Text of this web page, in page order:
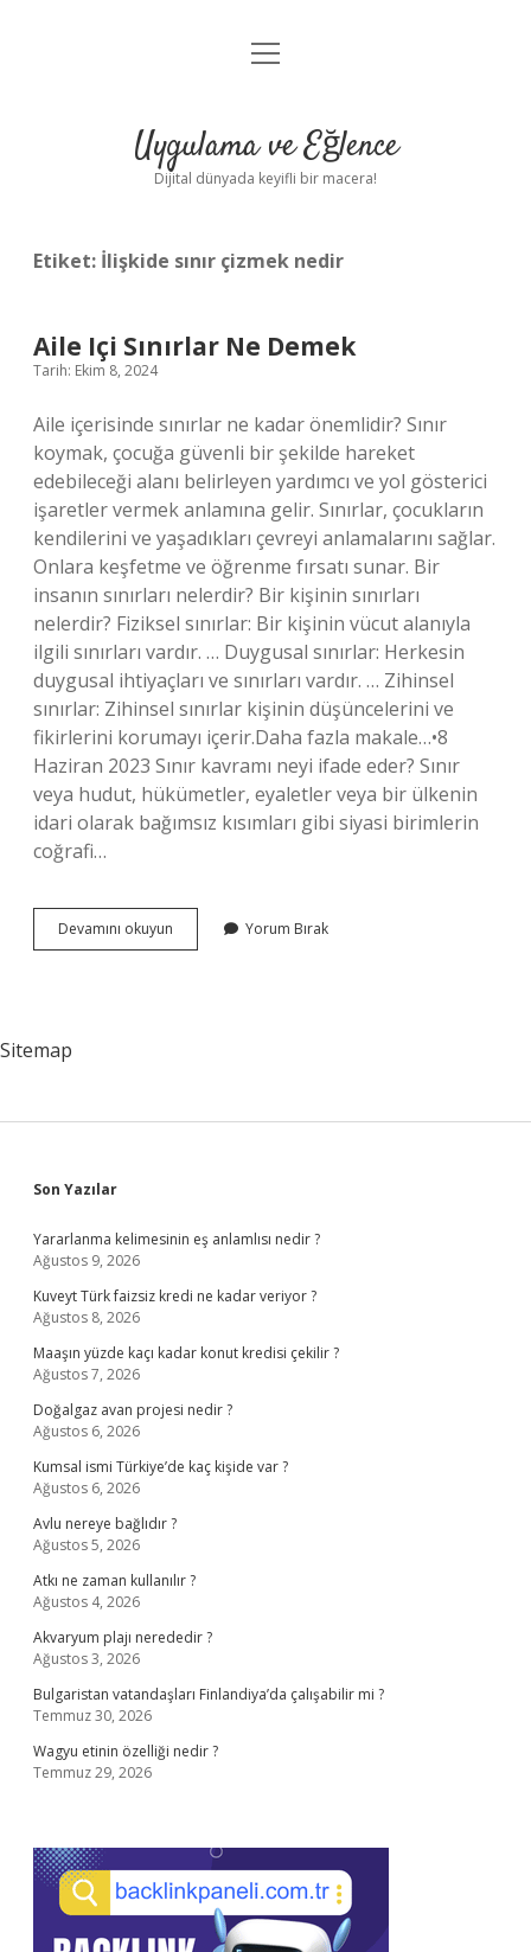
Anasayfa
Yasal Uyarı
menüyü
Uygulama ve Eğlence
Dijital dünyada keyifli bir macera!
Etiket: İlişkide sınır çizmek nedir
Aile Içi Sınırlar Ne Demek
Tarih: Ekim 8, 2024
Aile içerisinde sınırlar ne kadar önemlidir? Sınır
koymak, çocuğa güvenli bir şekilde hareket
edebileceği alanı belirleyen yardımcı ve yol gösterici
işaretler vermek anlamına gelir. Sınırlar, çocukların
kendilerini ve yaşadıkları çevreyi anlamalarını sağlar.
Onlara keşfetme ve öğrenme fırsatı sunar. Bir
insanın sınırları nelerdir? Bir kişinin sınırları
nelerdir? Fiziksel sınırlar: Bir kişinin vücut alanıyla
ilgili sınırları vardır. … Duygusal sınırlar: Herkesin
duygusal ihtiyaçları ve sınırları vardır. … Zihinsel
sınırlar: Zihinsel sınırlar kişinin düşüncelerini ve
fikirlerini korumayı içerir.Daha fazla makale…•8
Haziran 2023 Sınır kavramı neyi ifade eder? Sınır
veya hudut, hükümetler, eyaletler veya bir ülkenin
idari olarak bağımsız kısımları gibi siyasi birimlerin
coğrafi…
Devamını okuyun
Içi
Yorum Bırak
Sitemap
Sidebar
Son Yazılar
Yararlanma kelimesinin eş anlamlısı nedir ?
Ağustos 9, 2026
Kuveyt Türk faizsiz kredi ne kadar veriyor ?
Ağustos 8, 2026
Maaşın yüzde kaçı kadar konut kredisi çekilir ?
Ağustos 7, 2026
Doğalgaz avan projesi nedir ?
Ağustos 6, 2026
Kumsal ismi Türkiye’de kaç kişide var ?
Ağustos 6, 2026
Avlu nereye bağlıdır ?
Ağustos 5, 2026
Atkı ne zaman kullanılır ?
Ağustos 4, 2026
Akvaryum plajı nerededir ?
Ağustos 3, 2026
Bulgaristan vatandaşları Finlandiya’da çalışabilir mi ?
Temmuz 30, 2026
Wagyu etinin özelliği nedir ?
Temmuz 29, 2026